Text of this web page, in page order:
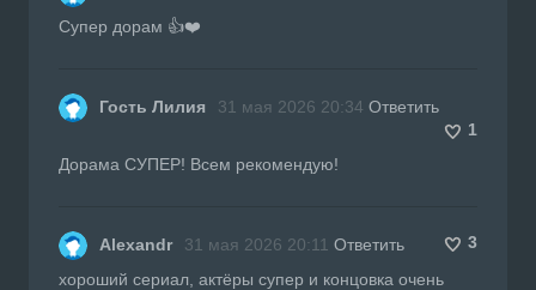
Супер дорам 👍❤️
Гость Лилия 31 мая 2026 20:34 Ответить
1
Дорама СУПЕР! Всем рекомендую!
Alexandr 31 мая 2026 20:11 Ответить
3
хороший сериал, актёры супер и концовка очень